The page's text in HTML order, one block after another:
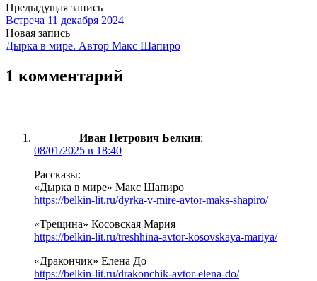
Предыдущая запись
Встреча 11 декабря 2024
Новая запись
Дырка в мире. Автор Макс Шапиро
1 комментарий
Иван Петрович Белкин:
08/01/2025 в 18:40
Рассказы:
«Дырка в мире» Макс Шапиро
https://belkin-lit.ru/dyrka-v-mire-avtor-maks-shapiro/
«Трещина» Косовская Мария
https://belkin-lit.ru/treshhina-avtor-kosovskaya-mariya/
«Дракончик» Елена До
https://belkin-lit.ru/drakonchik-avtor-elena-do/